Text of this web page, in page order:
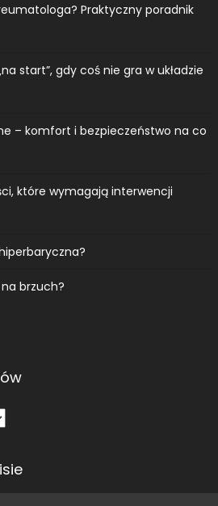
Praktyczny poradnik
start”, gdy coś nie gra w układzie
– komfort i bezpieczeństwo na co
które wymagają interwencji
brzuch?